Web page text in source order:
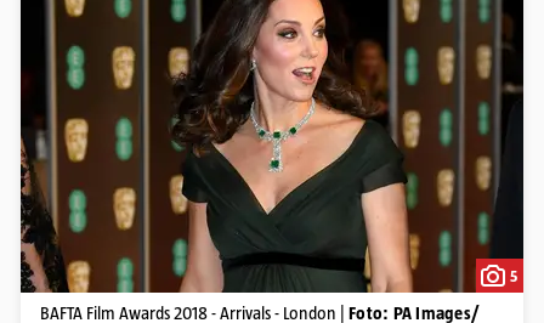
5
BAFTA Film Awards 2018 - Arrivals - London | Foto: PA Images/